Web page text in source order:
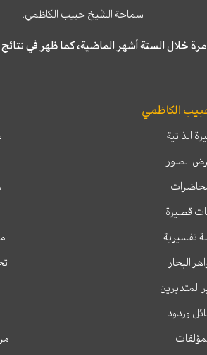
سماحة الشّيخ حبيب الكاظمي.
الكاظمي
الذاتية
الصور
قصيرة
تفسيرية
البحار
المتدبرين
وردود